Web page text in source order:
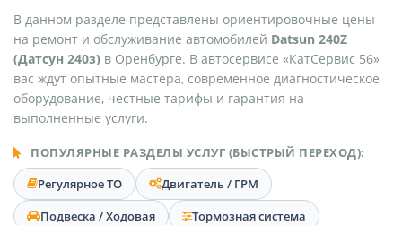
В данном разделе представлены ориентировочные цены
на ремонт и обслуживание автомобилей Datsun 240Z
(Датсун 240з) в Оренбурге. В автосервисе «КатСервис 56»
вас ждут опытные мастера, современное диагностическое
оборудование, честные тарифы и гарантия на
выполненные услуги.
ПОПУЛЯРНЫЕ РАЗДЕЛЫ УСЛУГ (БЫСТРЫЙ ПЕРЕХОД):
Регулярное ТО
Двигатель / ГРМ
Подвеска / Ходовая
Тормозная система